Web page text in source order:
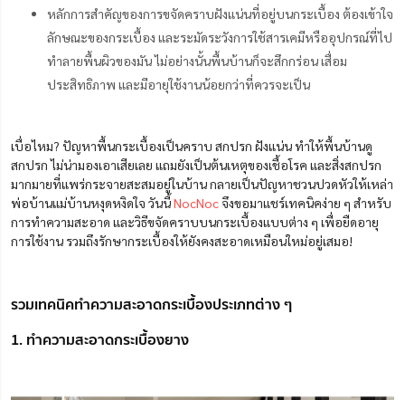
หลักการสำคัญของการขจัดคราบฝังแน่นที่อยู่บนกระเบื้อง ต้องเข้าใจ
ลักษณะของกระเบื้อง และระมัดระวังการใช้สารเคมีหรืออุปกรณ์ที่ไป
ทำลายพื้นผิวของมัน ไม่อย่างนั้นพื้นบ้านก็จะสึกกร่อน เสื่อม
ประสิทธิภาพ และมีอายุใช้งานน้อยกว่าที่ควรจะเป็น
เบื่อไหม? ปัญหาพื้นกระเบื้องเป็นคราบ สกปรก ฝังแน่น ทำให้พื้นบ้านดู
สกปรกไม่น่ามองเอาเสียเลย แถมยังเป็นต้นเหตุของเชื้อโรค และสิ่งสกปรก
มากมายที่แพร่กระจายสะสมอยู่ในบ้าน กลายเป็นปัญหาชวนปวดหัวให้เหล่า
พ่อบ้านแม่บ้านหงุดหงิดใจ วันนี้NocNoc จึงขอมาแชร์เทคนิคง่าย ๆ สำหรับ
การทำความสะอาด และวิธีขจัดคราบบนกระเบื้องแบบต่าง ๆ เพื่อยืดอายุ
การใช้งาน รวมถึงรักษากระเบื้องให้ยังคงสะอาดเหมือนใหม่อยู่เสมอ!
รวมเทคนิคทำความสะอาดกระเบื้องประเภทต่าง ๆ
1. ทำความสะอาดกระเบื้องยาง